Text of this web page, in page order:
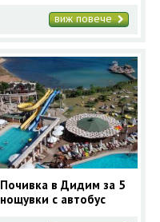
програмавиж повече
Почивка в Дидим за 5
нощувки с автобус